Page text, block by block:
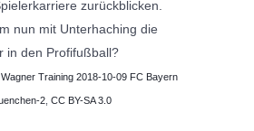
zurückblicken.
nun mit Unterhaching die
in den Profifußball?
Training 2018-10-09 FC Bayern
2 CC BY-SA 3.0